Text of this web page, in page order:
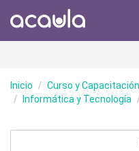
Inicio Curso y Capacitación
Informática y Tecnología